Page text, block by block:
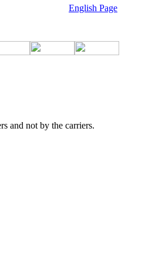
English Page
and not by the carriers.